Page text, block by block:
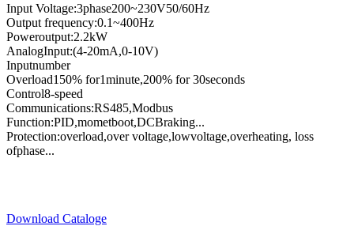
Input Voltage:3phase200~230V50/60Hz
Output frequency:0.1~400Hz
Poweroutput:2.2kW
AnalogInput:(4-20mA,0-10V)
Inputnumber
Overload150% for1minute,200% for30seconds
Control8-speed
Communications:RS485,Modbus
Function:PID,mometboot,DCBraking...
Protection:overload,over voltage,lowvoltage,overheating, loss
ofphase...
Download Cataloge